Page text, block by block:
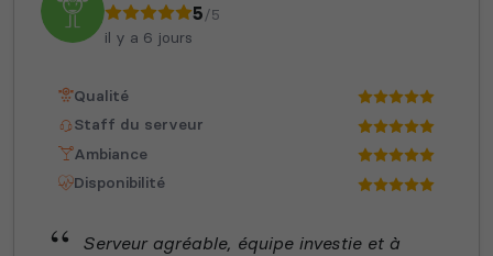
5/5
il y a 6 jours
Qualité
Staff du serveur
Ambiance
Disponibilité
Serveur agréable, équipe investie et à